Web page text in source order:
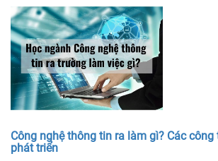
Công nghệ thông tin ra làm gì? Các
phát triển